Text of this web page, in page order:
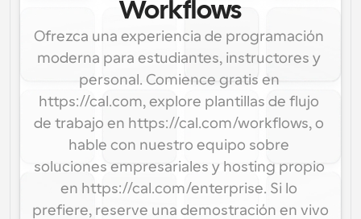
Workflows
Ofrezca una experiencia de programación
moderna para estudiantes, instructores y
personal. Comience gratis en
https://cal.com, explore plantillas de flujo
de trabajo en https://cal.com/workflows, o
hable con nuestro equipo sobre
soluciones empresariales y hosting propio
en https://cal.com/enterprise. Si lo
prefiere, reserve una demostración en vivo